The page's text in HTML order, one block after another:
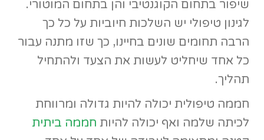
נשמח לבנות לכם חממה
טיפולית לפי דרישה
אנו בטבעלו בונים חממות בכל גודל ובכל